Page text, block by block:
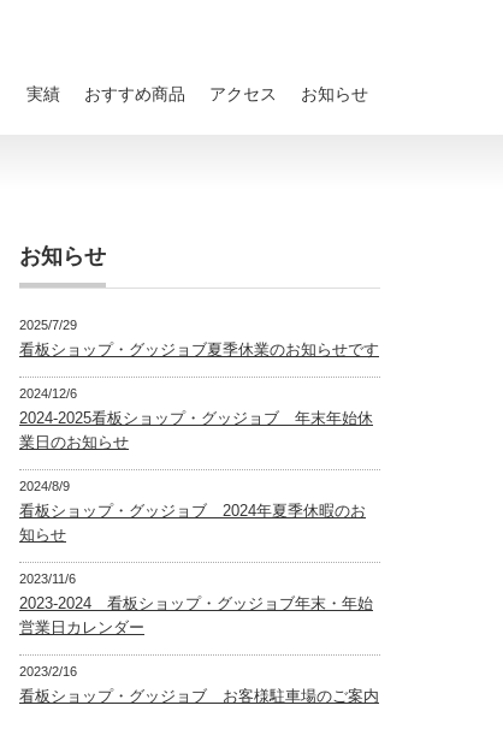
実績 おすすめ商品 アクセス お知らせ
お知らせ
2025/7/29
看板ショップ・グッジョブ夏季休業のお知らせです
2024/12/6
2024-2025看板ショップ・グッジョブ 年末年始休
業日のお知らせ
2024/8/9
看板ショップ・グッジョブ 2024年夏季休暇のお
知らせ
2023/11/6
2023-2024 看板ショップ・グッジョブ年末・年始
営業日カレンダー
2023/2/16
看板ショップ・グッジョブ お客様駐車場のご案内